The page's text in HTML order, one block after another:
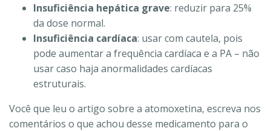
Insuficiência hepática grave: reduzir para 25%
da dose normal.
Insuficiência cardíaca: usar com cautela, pois
pode aumentar a frequência cardíaca e a PA – não
usar caso haja anormalidades cardíacas
estruturais.
Você que leu o artigo sobre a atomoxetina, escreva nos
comentários o que achou desse medicamento para o